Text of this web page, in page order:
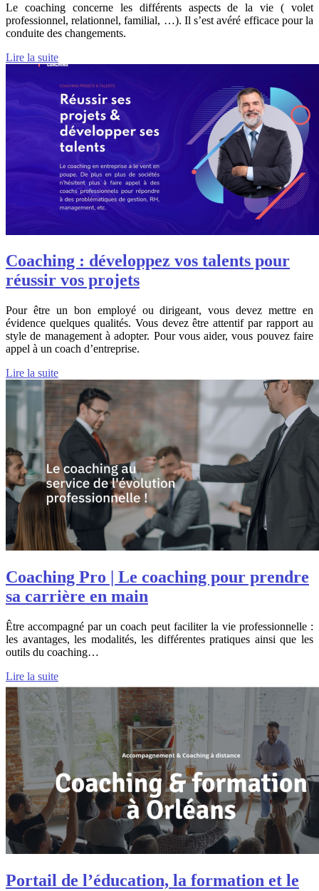
Le coaching concerne les différents aspects de la vie ( volet
professionnel, relationnel, familial, …). Il s’est avéré efficace pour la
conduite des changements.
Lire la suite
Coaching : développez vos talents pour
réussir vos projets
Pour être un bon employé ou dirigeant, vous devez mettre en
évidence quelques qualités. Vous devez être attentif par rapport au
style de management à adopter. Pour vous aider, vous pouvez faire
appel à un coach d’entreprise.
Lire la suite
Coaching Pro | Le coaching pour prendre
sa carrière en main
Être accompagné par un coach peut faciliter la vie professionnelle :
les avantages, les modalités, les différentes pratiques ainsi que les
outils du coaching…
Lire la suite
Portail de l’éducation, la formation et le